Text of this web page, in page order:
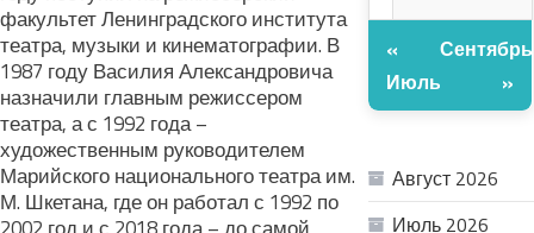
факультет Ленинградского института
театра, музыки и кинематографии. В
1987 году Василия Александровича
назначили главным режиссером
театра, а с 1992 года –
художественным руководителем
Марийского национального театра им.
М. Шкетана, где он работал с 1992 по
«
Июль
Сентябрь
»
Август 2026
Июль 2026